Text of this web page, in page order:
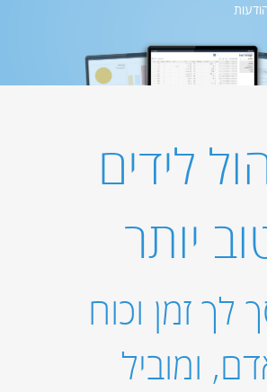
לידים
יותר
לך זמן וכוח
ומוביל